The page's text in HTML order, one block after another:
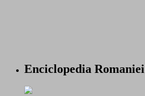
Enciclopedia Romaniei